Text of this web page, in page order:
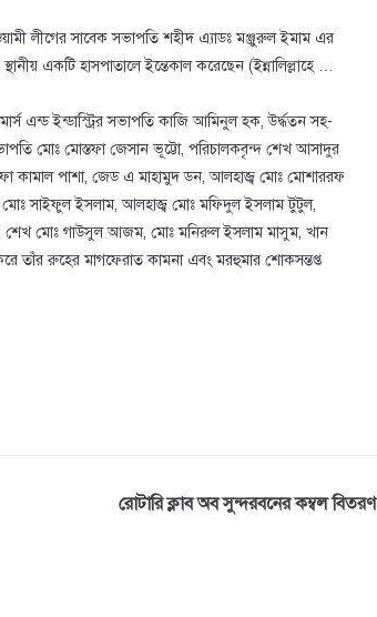
লীগের সাবেক সভাপতি শহীদ এ্যাডঃ মঞ্জুরুল ইমাম এর
একটি হাসপাতালে ইন্তেকাল করেছেন (ইন্নালিল্লাহে …
এন্ড ইন্ডাস্ট্রির সভাপতি কাজি আমিনুল হক, উর্দ্ধতন সহ-
মোঃ মোস্তফা জেসান ভূট্টো, পরিচালকবৃন্দ শেখ আসাদুর
কামাল পাশা, জেড এ মাহামুদ ডন, আলহাজ্ব মোঃ মোশাররফ
সাইফুল ইসলাম, আলহাজ্ব মোঃ মফিদুল ইসলাম টুটুল,
শেখ মোঃ গাউসুল আজম, মোঃ মনিরুল ইসলাম মাসুম, খান
রুহের মাগফেরাত কামনা এবং মরহুমার শোকসন্তপ্ত
রোটারি ক্লাব অব সুন্দরবনের কম্বল বিতরণ